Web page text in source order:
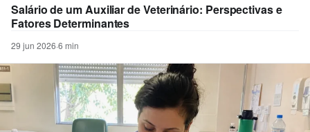
Salário de um Auxiliar de Veterinário: Perspectivas e
Fatores Determinantes
29 jun 2026·6 min